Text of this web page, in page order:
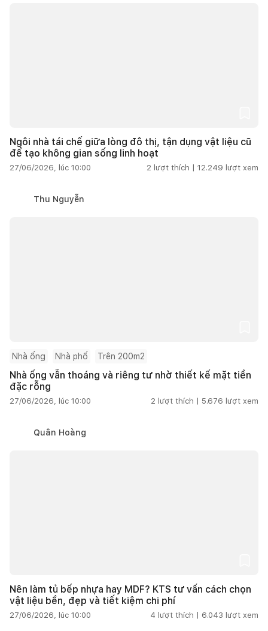
Ngôi nhà tái chế giữa lòng đô thị, tận dụng vật liệu cũ
để tạo không gian sống linh hoạt
27/06/2026, lúc 10:00 2 lượt thích | 12.249 lượt xem
Thu Nguyễn
Nhà ống Nhà phố Trên 200m2
Nhà ống vẫn thoáng và riêng tư nhờ thiết kế mặt tiền
đặc rỗng
27/06/2026, lúc 10:00 2 lượt thích | 5.676 lượt xem
Quân Hoàng
Nên làm tủ bếp nhựa hay MDF? KTS tư vấn cách chọn
vật liệu bền, đẹp và tiết kiệm chi phí
27/06/2026, lúc 10:00 4 lượt thích | 6.043 lượt xem